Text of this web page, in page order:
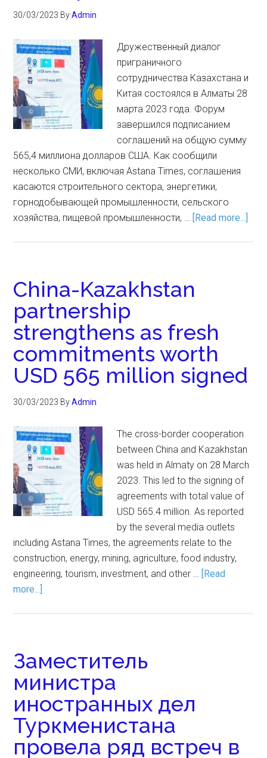
30/03/2023 ByAdmin
Дружественный диалог
приграничного
сотрудничества Казахстана и
Китая состоялся в Алматы 28
марта 2023 года. Форум
завершился подписанием
соглашений на общую сумму
565,4 миллиона долларов США. Как сообщили
несколько СМИ, включая Astana Times, соглашения
касаются строительного сектора, энергетики,
горнодобывающей промышленности, сельского
хозяйства, пищевой промышленности, … [Read more...]
China-Kazakhstan
partnership
strengthens as fresh
commitments worth
USD 565 million signed
30/03/2023 ByAdmin
The cross-border cooperation
between China and Kazakhstan
was held in Almaty on 28 March
2023. This led to the signing of
agreements with total value of
USD 565.4 million. As reported
by the several media outlets
including Astana Times, the agreements relate to the
construction, energy, mining, agriculture, food industry,
engineering, tourism, investment, and other … [Read
more...]
Заместитель
министра
иностранных дел
Туркменистана
провела ряд встреч в